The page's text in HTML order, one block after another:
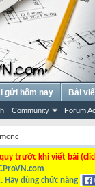
Community Forum
gửi hôm nay Bài
trước khi viết bài
dùng chức năng